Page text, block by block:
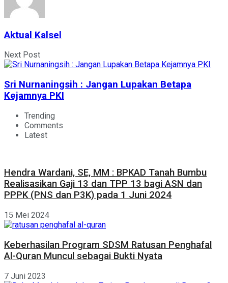
Aktual Kalsel
Next Post
Sri Nurnaningsih : Jangan Lupakan Betapa
Kejamnya PKI
Trending
Comments
Latest
Hendra Wardani, SE, MM : BPKAD Tanah Bumbu
Realisasikan Gaji 13 dan TPP 13 bagi ASN dan
PPPK (PNS dan P3K) pada 1 Juni 2024
15 Mei 2024
Keberhasilan Program SDSM Ratusan Penghafal
Al-Quran Muncul sebagai Bukti Nyata
7 Juni 2023